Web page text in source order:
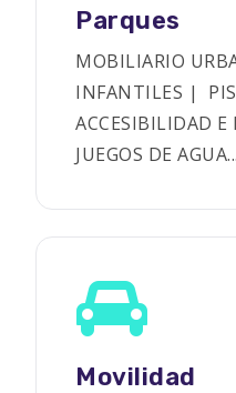
Parques
MOBILIARIO
INFANTILES |
ACCESIBILIDAD
JUEGOS DE AGUA...
Movilidad